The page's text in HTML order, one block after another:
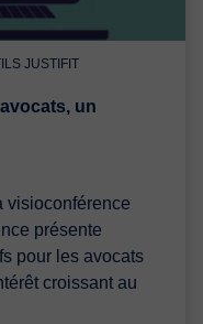
JUSTIFIT
un
visioconférence
présente
pour les avocats
croissant au